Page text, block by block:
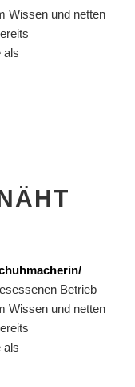
Wissen und netten
als
Betrieb
Wissen und netten
als